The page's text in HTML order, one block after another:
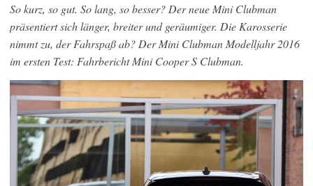
So kurz, so gut. So lang, so besser? Der neue Mini Clubman
präsentiert sich länger, breiter und geräumiger. Die Karosserie
nimmt zu, der Fahrspaß ab? Der Mini Clubman Modelljahr 2016
im ersten Test: Fahrbericht Mini Cooper S Clubman.